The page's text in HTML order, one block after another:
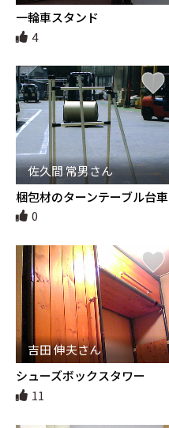
一輪車スタンド
4
佐久間 常男さん
梱包材のターンテーブル台車
0
吉田 伸夫さん
シューズボックスタワー
11